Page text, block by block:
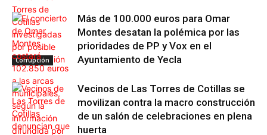
Corrupción
Más de 100.000 euros para Omar
Montes desatan la polémica por las
prioridades de PP y Vox en el
Ayuntamiento de Yecla
Vecinos de Las Torres de Cotillas se
movilizan contra la macro construcción
de un salón de celebraciones en plena
huerta